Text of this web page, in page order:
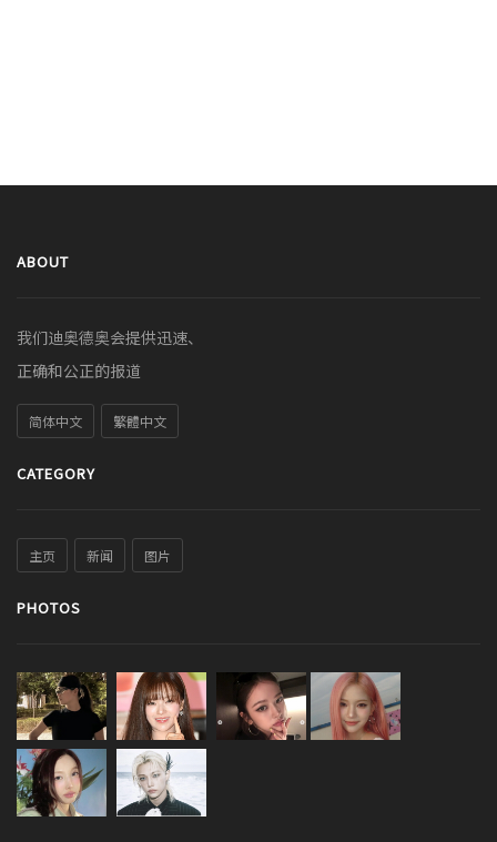
ABOUT
我们迪奥德奥会提供迅速、
正确和公正的报道
简体中文 繁體中文
CATEGORY
主页 新闻 图片
PHOTOS